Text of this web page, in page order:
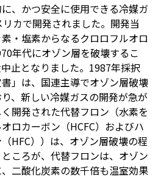
、かつ安全に使用できる冷媒ガ
カで開発されました。開発当
・塩素からなるクロロフルオロ
年代にオゾン層を破壊するこ
止となりました。1987年採択
」は、国連主導でオゾン層破壊
、新しい冷媒ガスの開発が急が
開発された代替フロン（水素を
ロカーボン（HCFC）およびハ
HFC））は、オゾン層破壊の程
ころが、代替フロンは、オゾン
二酸化炭素の数千倍も温室効果